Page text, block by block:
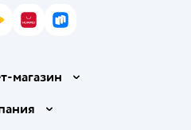
Play
AppGallery
RuStore
магазин
и оплата